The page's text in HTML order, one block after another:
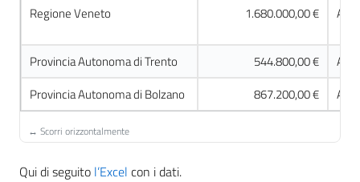
Regione Veneto 1.680.000,00 €
Provincia Autonoma di Trento 544.800,00 €
Provincia Autonoma di Bolzano
867.200,00 €
Qui di seguito l’Excel con i dati.